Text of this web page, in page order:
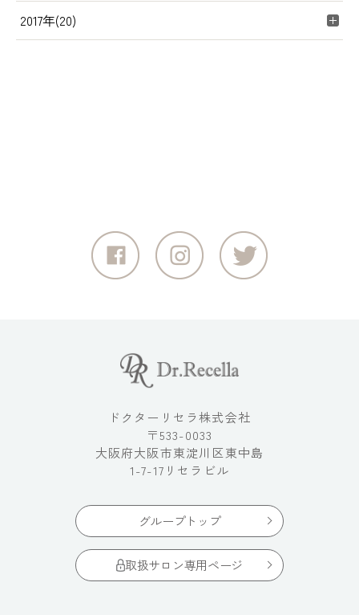
2017年(20)
ドクターリセラ株式会社
〒533-0033
大阪府大阪市東淀川区東中島
1-7-17リセラビル
グループトップ
取扱サロン専用ページ